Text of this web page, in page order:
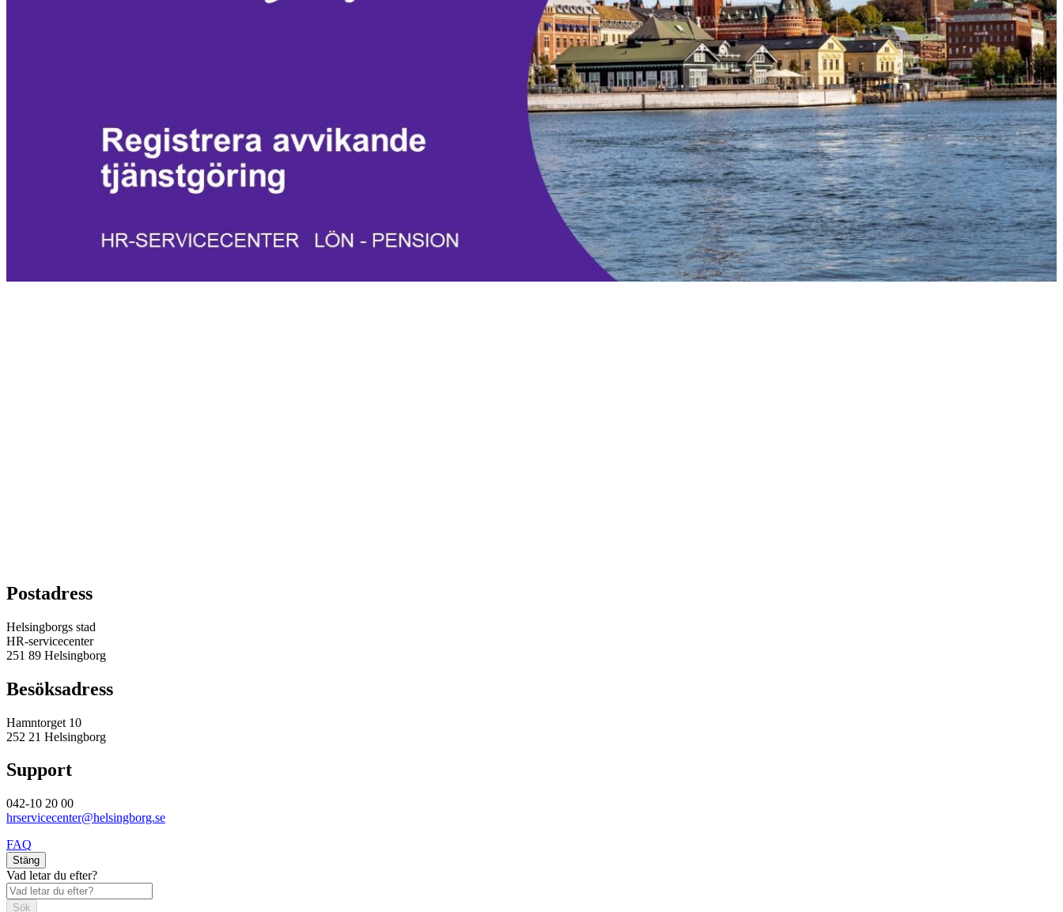
Postadress
Helsingborgs stad
HR-servicecenter
251 89 Helsingborg
Besöksadress
Hamntorget 10
252 21 Helsingborg
Support
042-10 20 00
hrservicecenter@helsingborg.se
FAQ
Stäng
Vad letar du efter?
Sök